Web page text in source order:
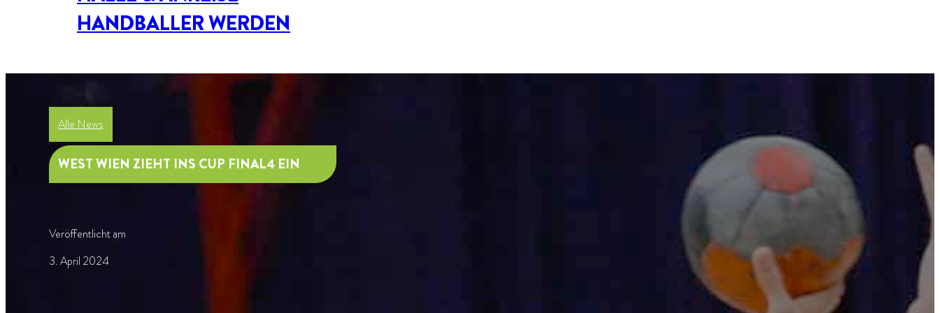
HANDBALLER WERDEN
Alle News
WEST WIEN ZIEHT INS CUP FINAL4 EIN
Veröffentlicht am
3. April 2024